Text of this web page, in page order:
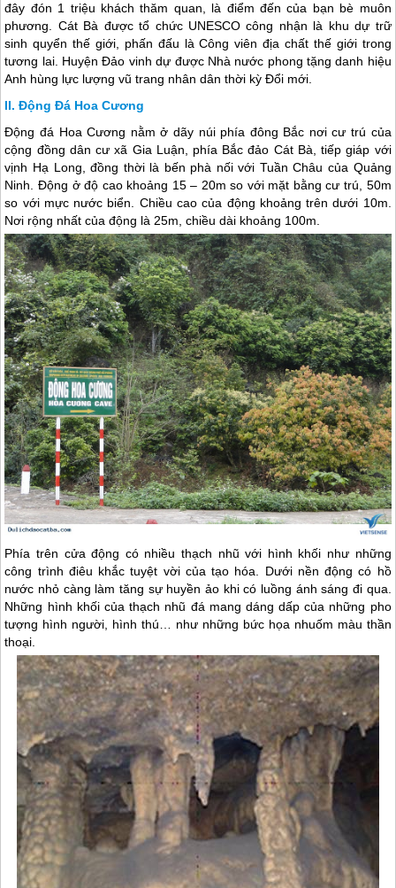
đây đón 1 triệu khách thăm quan, là điểm đến của bạn bè muôn
phương. Cát Bà được tổ chức UNESCO công nhận là khu dự trữ
sinh quyển thế giới, phấn đấu là Công viên địa chất thế giới trong
tương lai. Huyện Đảo vinh dự được Nhà nước phong tặng danh hiệu
Anh hùng lực lượng vũ trang nhân dân thời kỳ Đổi mới.
Động Đá Hoa Cương
Động đá Hoa Cương nằm ở dãy núi phía đông Bắc nơi cư trú của
cộng đồng dân cư xã Gia Luận, phía Bắcđảo Cát Bà , tiếp giáp với
vịnh Hạ Long, đồng thời là bến phà nối với Tuần Châu của Quảng
Ninh. Động ở độ cao khoảng 15 – 20m so với mặt bằng cư trú, 50m
so với mực nước biển. Chiều cao của động khoảng trên dưới 10m.
Nơi rộng nhất của động là 25m, chiều dài khoảng 100m.
Phía trên cửa động có nhiều thạch nhũ với hình khối như những
công trình điêu khắc tuyệt vời của tạo hóa. Dưới nền động có hồ
nước nhỏ càng làm tăng sự huyền ảo khi có luồng ánh sáng đi qua.
Những hình khối của thạch nhũ đá mang dáng dấp của những pho
tượng hình người, hình thú… như những bức họa nhuốm màu thần
thoại.